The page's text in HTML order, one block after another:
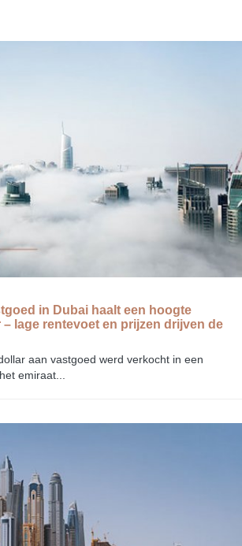
in Dubai haalt een hoogte
– lage rentevoet en prijzen drijven de
aan vastgoed werd verkocht in een
emiraat...